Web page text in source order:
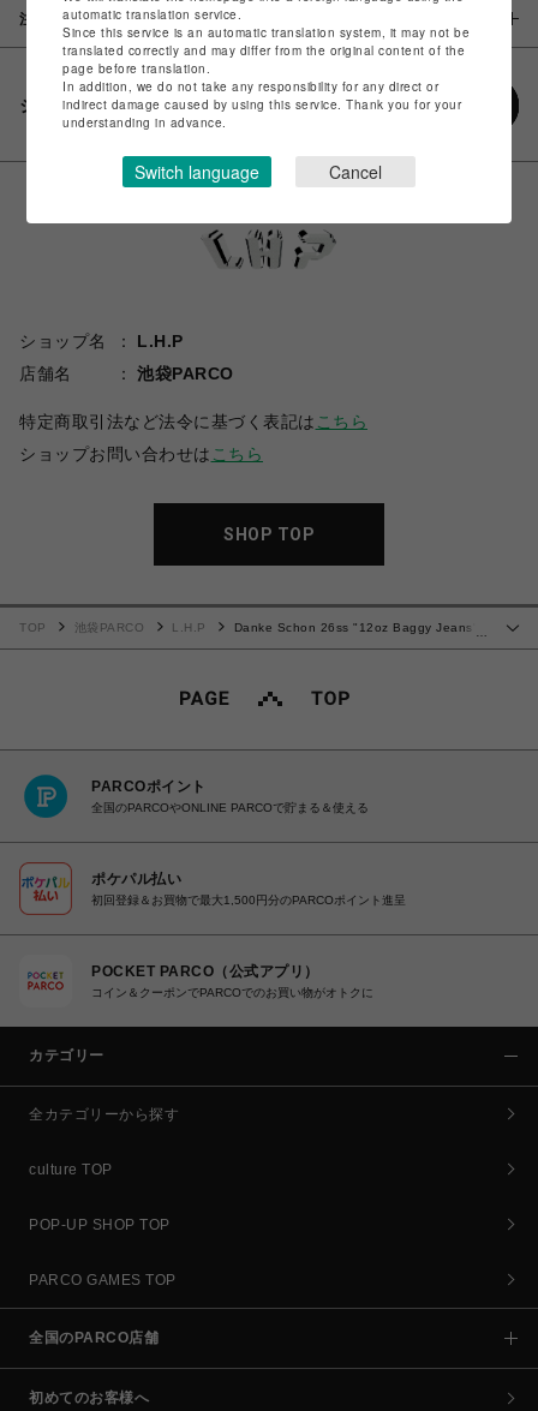
注意事項
シェアする
ショップ名
L.H.P
店舗名
池袋PARCO
特定商取引法など法令に基づく表記は こちら
ショップお問い合わせは こちら
SHOP TOP
…
TOP 池袋PARCO L.H.P
Danke Schon 26ss "12oz Baggy Jeans"
PARCOポイント
全国のPARCOやONLINE PARCOで貯まる＆使える
ポケパル払い
初回登録＆お買物で最大1,500円分のPARCOポイント進呈
POCKET PARCO（公式アプリ）
コイン＆クーポンでPARCOでのお買い物がオトクに
カテゴリー
全カテゴリーから探す
culture TOP
POP-UP SHOP TOP
PARCO GAMES TOP
全国のPARCO店舗
初めてのお客様へ
automatic translation service.
Since this service is an automatic translation system, it may not be
translated correctly and may differ from the original content of the
page before translation.
In addition, we do not take any responsibility for any direct or
indirect damage caused by using this service. Thank you for your
understanding in advance.
Switch language Cancel